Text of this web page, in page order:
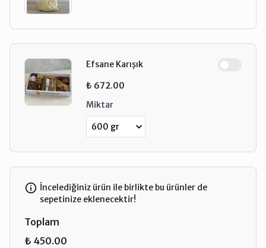
Efsane Karışık
₺ 672.00
Miktar
İncelediğiniz ürün ile birlikte bu ürünler de
sepetinize eklenecektir!
Toplam
₺ 450.00